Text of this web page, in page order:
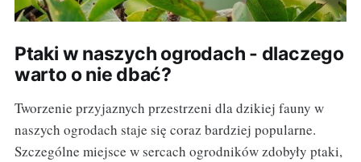
Ptaki w naszych ogrodach - dlaczego
warto o nie dbać?
Tworzenie przyjaznych przestrzeni dla dzikiej fauny w
naszych ogrodach staje się coraz bardziej popularne.
Szczególne miejsce w sercach ogrodników zdobyły ptaki,